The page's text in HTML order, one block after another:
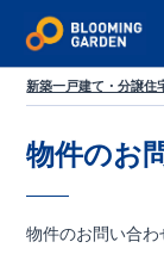
新築一戸建て・分譲住
物件のお
物件のお問い合わ